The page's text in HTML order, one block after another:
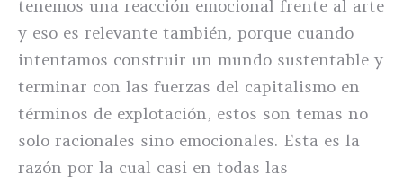
tenemos una reacción emocional frente al arte
y eso es relevante también, porque cuando
intentamos construir un mundo sustentable y
terminar con las fuerzas del capitalismo en
términos de explotación, estos son temas no
solo racionales sino emocionales. Esta es la
razón por la cual casi en todas las